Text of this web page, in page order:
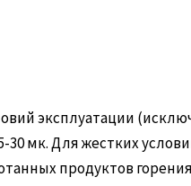
эксплуатации
мк. Для жестких
продуктов